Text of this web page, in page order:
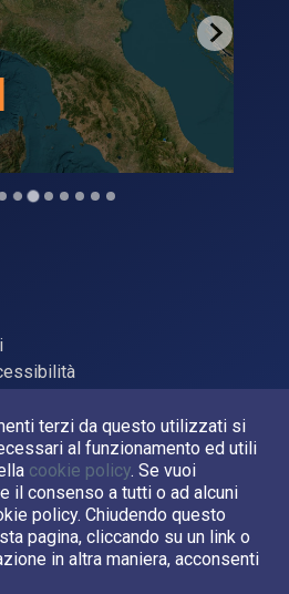
terzi da questo utilizzati si
al funzionamento ed utili
cookie policy. Se vuoi
il consenso a tutti o ad alcuni
policy. Chiudendo questo
pagina, cliccando su un link o
in altra maniera, acconsenti
2026. P.Iva 03638121008
Canale Asi su YouTube